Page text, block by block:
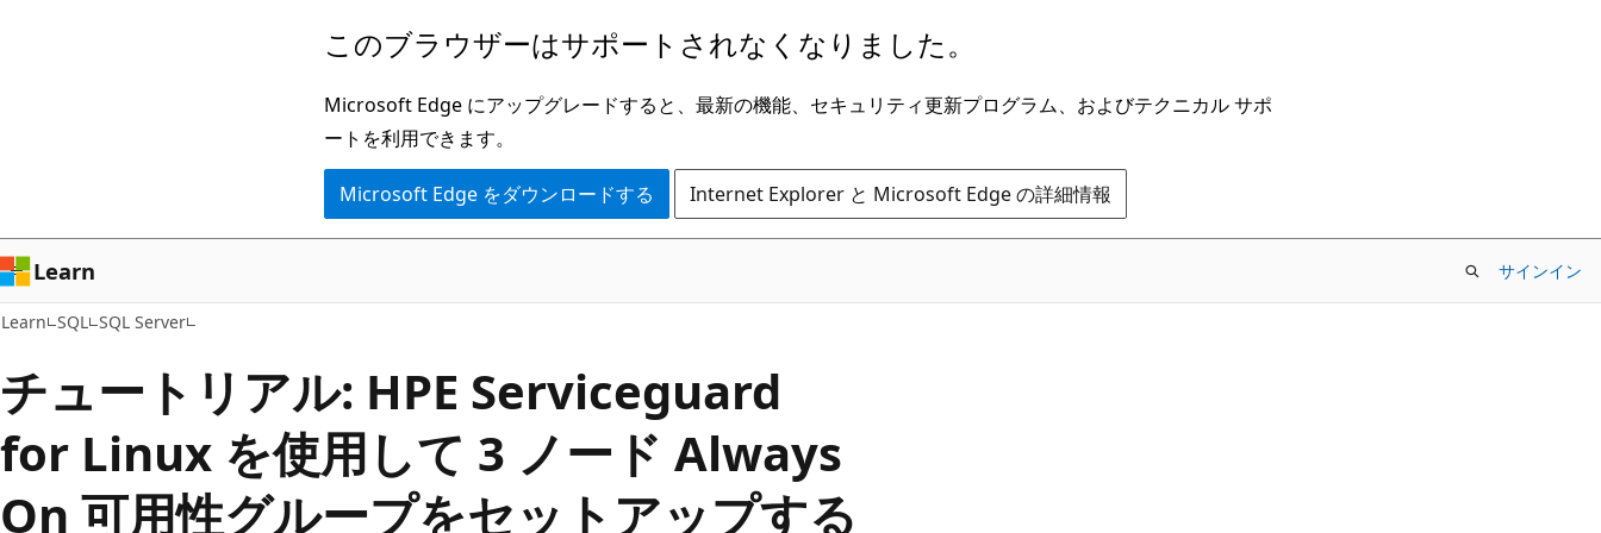
ン
ツ
に
ス
キ
ッ
プ
このブラウザーはサポートされなくなりました。
Microsoft Edge にアップグレードすると、最新の機能、セキュリティ更新プログラム、およびテクニカル サポ
ートを利用できます。
Microsoft Edge をダウンロードする Internet Explorer と Microsoft Edge の詳細情報
Learn サインイン
Learn SQL SQL Server
チュートリアル: HPE Serviceguard
for Linux を使用して 3 ノード Always
On 可用性グループをセットアップする